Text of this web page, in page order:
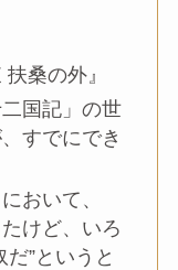
桑の外』
国記」の世
すでにでき
おいて、
けど、いろ
”というと